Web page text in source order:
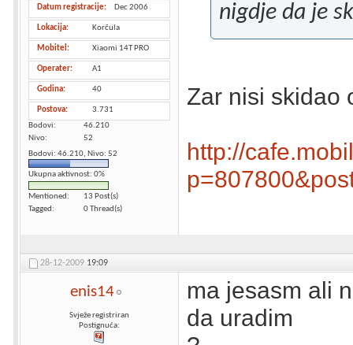
Datum registracije Dec 2006
Lokacija Korčula
Mobitel Xiaomi 14T PRO
Operater A1
Godina 40
Postova
3.731
Bodovi
46.210
Nivo
52
Bodovi: 46.210, Nivo: 52
Ukupna aktivnost: 0%
Mentioned
13 Post(s)
Tagged
0 Thread(s)
nigdje da je
Zar nisi skidao
http://
28-12-2009 19:09
enis14
Svježe registriran
Postignuća:
ma jesasm ali
da uradim